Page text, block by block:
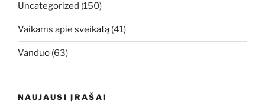
Uncategorized (150)
Vaikams apie sveikatą (41)
Vanduo (63)
NAUJAUSI ĮRAŠAI